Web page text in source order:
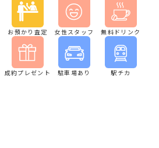
お預かり査定 女性スタッフ 無料ドリンク
成約プレゼント 駐車場あり 駅チカ